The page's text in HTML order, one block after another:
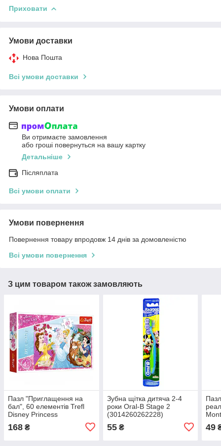
Приховати
Умови доставки
Нова Пошта
Всі умови доставки
Умови оплати
Ви отримаєте замовлення
або гроші повернуться на вашу картку
Детальніше
Післяплата
Всі умови оплати
Умови повернення
Повернення товару впродовж 14 днів за домовленістю
Всі умови повернення
З цим товаром також замовляють
Пазл "Приглащення на
бал", 60 елементів Trefl
Disney Princess
168 ₴
Зубна щітка дитяча 2-4
роки Oral-B Stage 2
(3014260262228)
55₴ 49